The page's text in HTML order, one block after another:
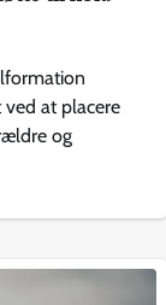
at placere
og